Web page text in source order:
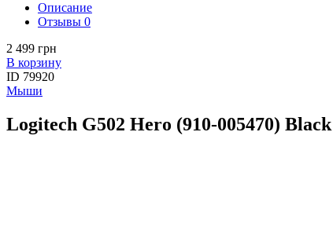
Описание
Отзывы 0
2 499 грн
В корзину
ID 79920
Мыши
Logitech G502 Hero (910-005470) Black